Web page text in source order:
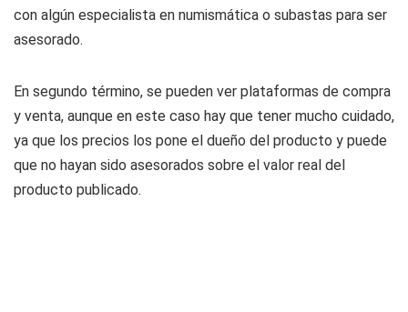
con algún especialista en numismática o subastas para ser
asesorado.
En segundo término, se pueden ver plataformas de compra
y venta, aunque en este caso hay que tener mucho cuidado,
ya que los precios los pone el dueño del producto y puede
que no hayan sido asesorados sobre el valor real del
producto publicado.